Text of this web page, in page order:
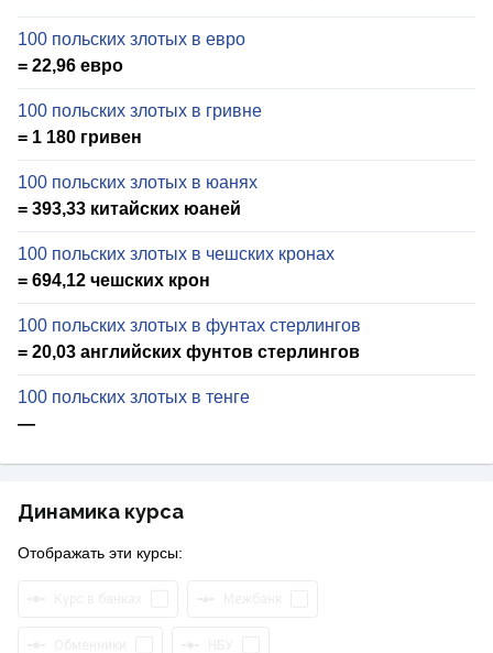
100 польских злотых в евро
= 22,96 евро
100 польских злотых в гривне
= 1 180 гривен
100 польских злотых в юанях
= 393,33 китайских юаней
100 польских злотых в чешских кронах
= 694,12 чешских крон
100 польских злотых в фунтах стерлингов
= 20,03 английских фунтов стерлингов
100 польских злотых в тенге
—
Динамика курса
Отображать эти курсы: